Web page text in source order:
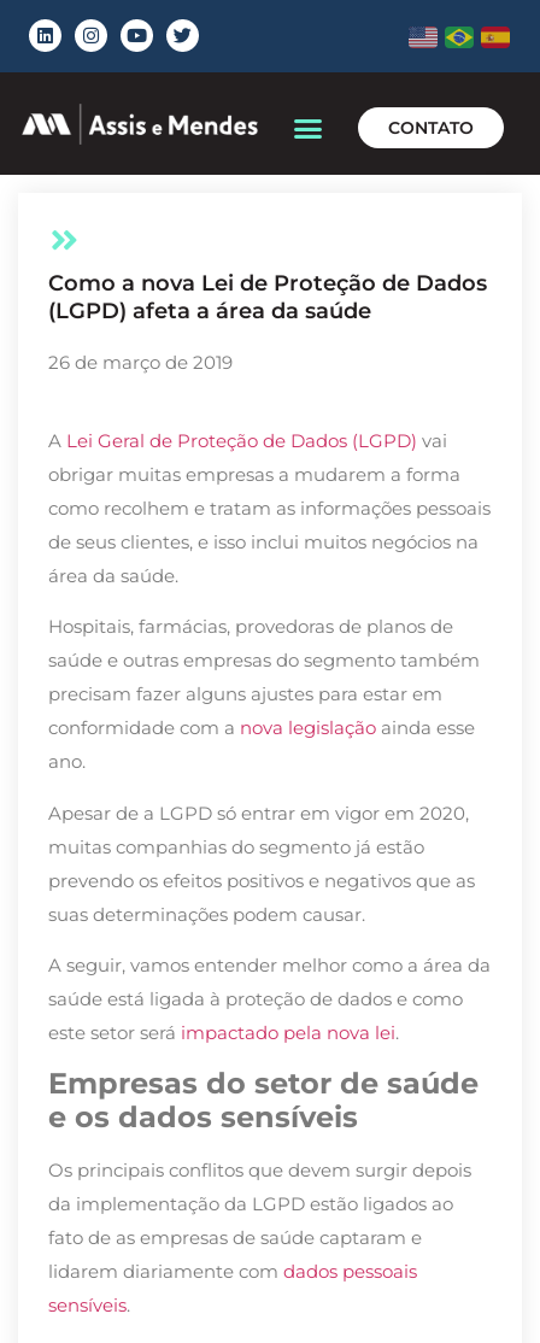
CONTATO
Como a nova Lei de Proteção de Dados
(LGPD) afeta a área da saúde
26 de março de 2019
A Lei Geral de Proteção de Dados (LGPD) vai
obrigar muitas empresas a mudarem a forma
como recolhem e tratam as informações pessoais
de seus clientes, e isso inclui muitos negócios na
área da saúde.
Hospitais, farmácias, provedoras de planos de
saúde e outras empresas do segmento também
precisam fazer alguns ajustes para estar em
conformidade com a nova legislação ainda esse
ano.
Apesar de a LGPD só entrar em vigor em 2020,
muitas companhias do segmento já estão
prevendo os efeitos positivos e negativos que as
suas determinações podem causar.
A seguir, vamos entender melhor como a área da
saúde está ligada à proteção de dados e como
este setor será impactado pela nova lei.
Empresas do setor de saúde
e os dados sensíveis
Os principais conflitos que devem surgir depois
da implementação da LGPD estão ligados ao
fato de as empresas de saúde captaram e
lidarem diariamente com dados pessoais
sensíveis.